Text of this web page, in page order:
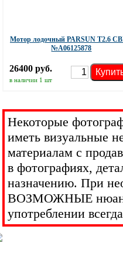
Мотор лодочный PARSUN T2.6
№А06125878
26400 руб.
в наличии 1 шт
Некоторые
иметь визуальные
материалам с
в фотографиях,
назначению. При
ВОЗМОЖНЫЕ
употреблении